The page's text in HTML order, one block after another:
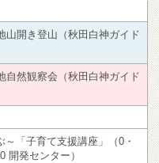
山開き登山（秋田白神ガイド
自然観察会（秋田白神ガイド
～「子育て支援講座」（0・
開発センター）